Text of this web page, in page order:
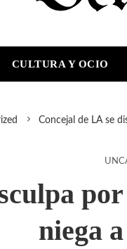
CULTURA Y OCIO
Concejal de LA se
niega